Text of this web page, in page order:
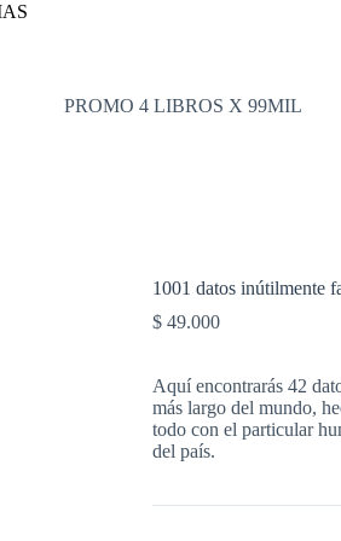
PROMO 4 LIBROS X 99MIL
1001 datos inútilmente
$ 49.000
Aquí encontrarás 42
más largo del mundo,
todo con el particular
del país.